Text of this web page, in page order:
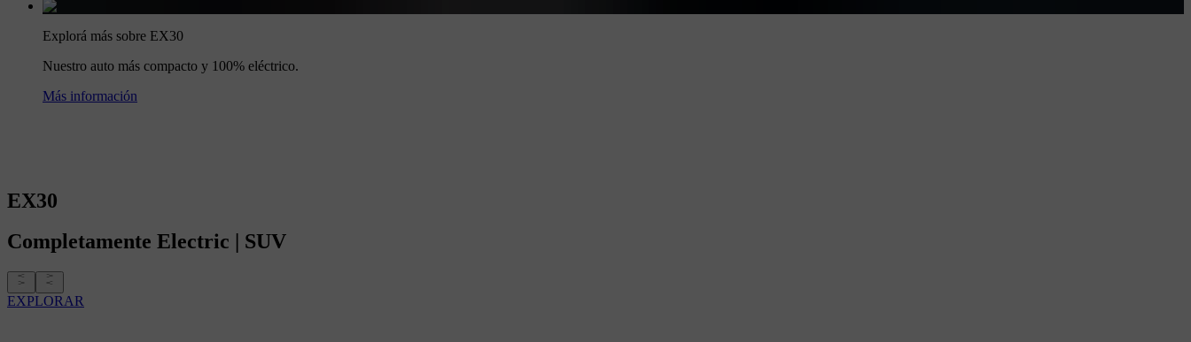
Explorá más sobre EX30
Nuestro auto más compacto y 100% eléctrico.
Más información
EX30
Completamente Electric SUV
EXPLORAR